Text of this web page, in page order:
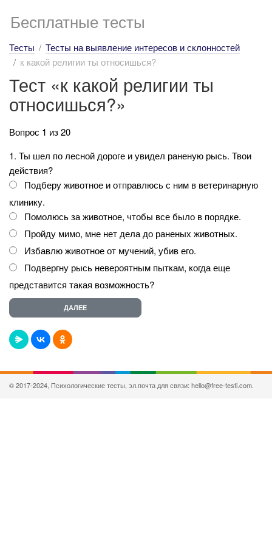
Бесплатные тесты
Тесты
Тесты на выявление интересов и склонностей
к какой религии ты относишься?
Тест «к какой религии ты
относишься?»
Вопрос 1 из 20
1. Ты шел по лесной дороге и увидел раненую рысь. Твои
действия?
Подберу животное и отправлюсь с ним в ветеринарную
клинику.
Помолюсь за животное, чтобы все было в порядке.
Пройду мимо, мне нет дела до раненых животных.
Избавлю животное от мучений, убив его.
Подвергну рысь невероятным пыткам, когда еще
представится такая возможность?
© 2017-2024, Психологические тесты, эл.почта для связи: hello@free-testi.com.